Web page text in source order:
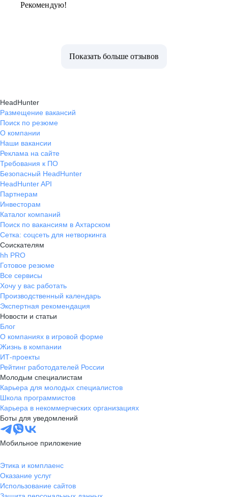
Рекомендую!
Показать больше отзывов
HeadHunter
Размещение вакансий
Поиск по резюме
О компании
Наши вакансии
Реклама на сайте
Требования к ПО
Безопасный HeadHunter
HeadHunter API
Партнерам
Инвесторам
Каталог компаний
Поиск по вакансиям в Ахтарском
Сетка: соцсеть для нетворкинга
Соискателям
hh PRO
Готовое резюме
Все сервисы
Хочу у вас работать
Производственный календарь
Экспертная рекомендация
Новости и статьи
Блог
О компаниях в игровой форме
Жизнь в компании
ИТ-проекты
Рейтинг работодателей России
Молодым специалистам
Карьера для молодых специалистов
Школа программистов
Карьера в некоммерческих организациях
Боты для уведомлений
Мобильное приложение
Этика и комплаенс
Оказание услуг
Использование сайтов